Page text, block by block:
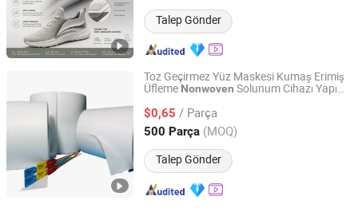
Talep Gönder
Toz Geçirmez Yüz Maskesi Kumaş Erimiş
Üfleme Nonwoven Solunum Cihazı Yapımı
$0,65 / Parça
500 Parça (MOQ)
Talep Gönder
Filterek Products Tech Co., Ltd.
Shanghai, China Fiyat 2020